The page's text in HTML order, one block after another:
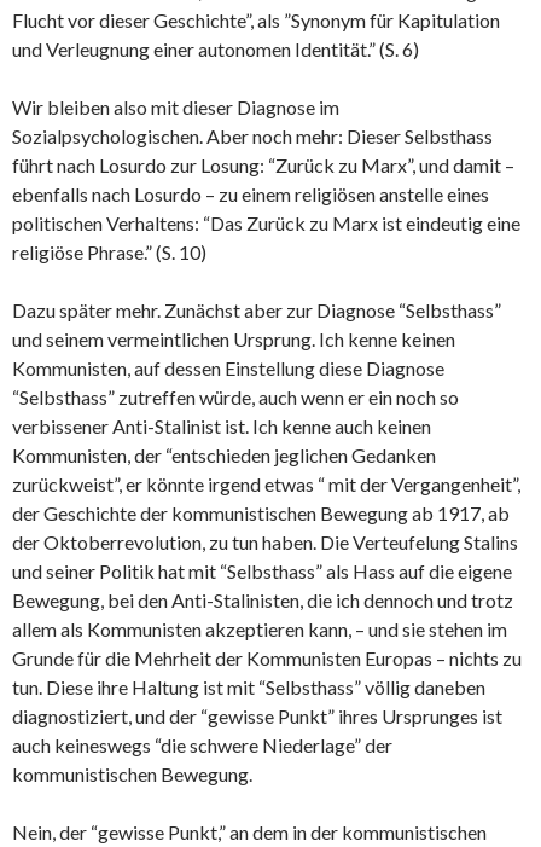
Flucht vor dieser Geschichte”, als ”Synonym für Kapitulation
und Verleugnung einer autonomen Identität.” (S. 6)
Wir bleiben also mit dieser Diagnose im
Sozialpsychologischen. Aber noch mehr: Dieser Selbsthass
führt nach Losurdo zur Losung: “Zurück zu Marx”, und damit –
ebenfalls nach Losurdo – zu einem religiösen anstelle eines
politischen Verhaltens: “Das Zurück zu Marx ist eindeutig eine
religiöse Phrase.” (S. 10)
Dazu später mehr. Zunächst aber zur Diagnose “Selbsthass”
und seinem vermeintlichen Ursprung. Ich kenne keinen
Kommunisten, auf dessen Einstellung diese Diagnose
“Selbsthass” zutreffen würde, auch wenn er ein noch so
verbissener Anti-Stalinist ist. Ich kenne auch keinen
Kommunisten, der “entschieden jeglichen Gedanken
zurückweist”, er könnte irgend etwas “ mit der Vergangenheit”,
der Geschichte der kommunistischen Bewegung ab 1917, ab
der Oktoberrevolution, zu tun haben. Die Verteufelung Stalins
und seiner Politik hat mit “Selbsthass” als Hass auf die eigene
Bewegung, bei den Anti-Stalinisten, die ich dennoch und trotz
allem als Kommunisten akzeptieren kann, – und sie stehen im
Grunde für die Mehrheit der Kommunisten Europas – nichts zu
tun. Diese ihre Haltung ist mit “Selbsthass” völlig daneben
diagnostiziert, und der “gewisse Punkt” ihres Ursprunges ist
auch keineswegs “die schwere Niederlage” der
kommunistischen Bewegung.
Nein, der “gewisse Punkt,” an dem in der kommunistischen